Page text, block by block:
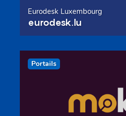
Eurodesk Luxembourg
eurodesk.lu
Portails